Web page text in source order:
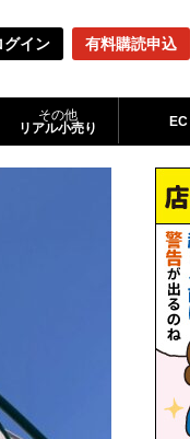
グイン 有料購読申込
その他
リアル小売り
EC